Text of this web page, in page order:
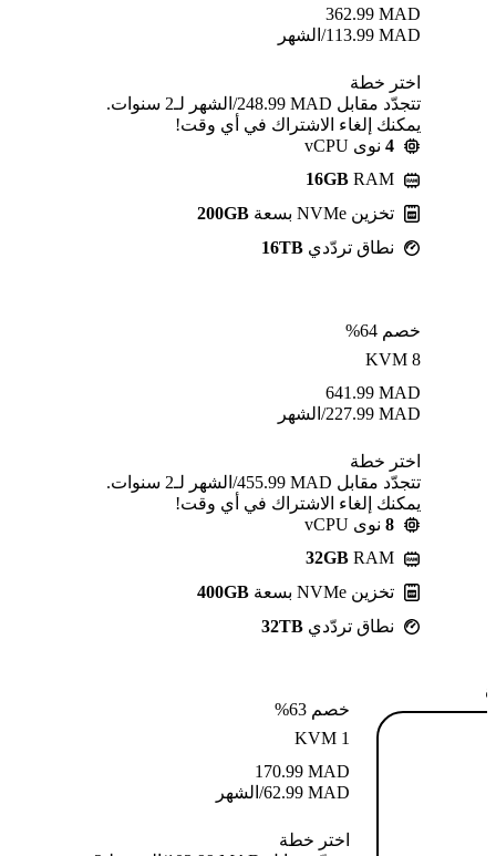
MAD
362.99
MAD
113.99/الشهر
اختر خطة
تتجدّد مقابل MAD ⁦248.99⁩/الشهر لـ2 سنوات.
يمكنك إلغاء الاشتراك في أي وقت!
4 نوى vCPU
16GB RAM
تخزين NVMe بسعة
200GB
نطاق تردّدي 16TB
خصم 64%
KVM 8
MAD
641.99
MAD
227.99/الشهر
اختر خطة
تتجدّد مقابل MAD ⁦455.99⁩/الشهر لـ2 سنوات.
يمكنك إلغاء الاشتراك في أي وقت!
8 نوى vCPU
32GB RAM
تخزين NVMe بسعة
400GB
نطاق تردّدي 32TB
خصم 63%
KVM 1
MAD
170.99
MAD
62.99/الشهر
اختر خطة